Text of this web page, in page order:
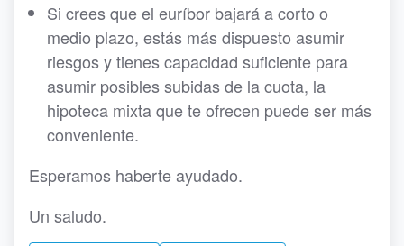
Si crees que el euríbor bajará a corto o
medio plazo, estás más dispuesto asumir
riesgos y tienes capacidad suficiente para
asumir posibles subidas de la cuota, la
hipoteca mixta que te ofrecen puede ser más
conveniente.
Esperamos haberte ayudado.
Un saludo.